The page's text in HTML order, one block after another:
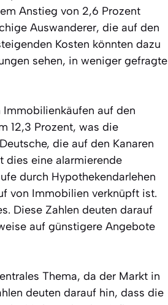
Anstieg von 2,6 Prozent
Auswanderer, die auf den
Kosten könnten dazu
sehen, in weniger gefragte
auf den
12,3 Prozent, was die
die auf den Kanaren
dies eine alarmierende
durch Hypothekendarlehen
von Immobilien verknüpft ist.
Diese Zahlen deuten darauf
auf günstigere Angebote
Thema, da der Markt in
deuten darauf hin, dass die